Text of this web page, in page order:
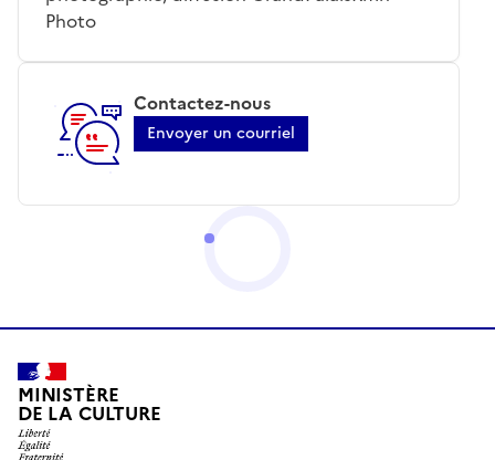
Photo
Contactez-nous
Envoyer un courriel
MINISTÈRE
DE LA CULTURE